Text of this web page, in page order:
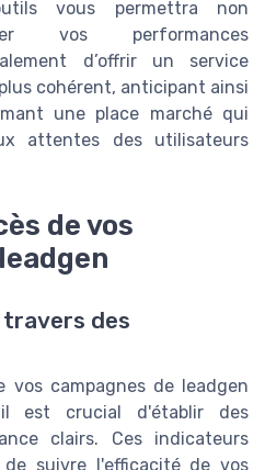
vous permettra non
vos performances
d’offrir un service
cohérent, anticipant ainsi
une place marché qui
attentes des utilisateurs
de vos
travers des
vos campagnes de leadgen
est crucial d'établir des
clairs. Ces indicateurs
suivre l'efficacité de vos